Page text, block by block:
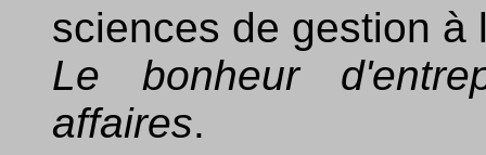
sciences de gestion à
Le bonheur
affaires.